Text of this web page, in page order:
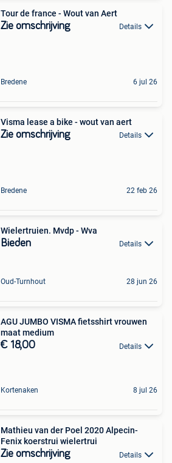
Tour de france - Wout van Aert
Zie omschrijving Details
Bredene 6 jul 26
Visma lease a bike - wout van aert
Zie omschrijving Details
Bredene 22 feb 26
Wielertruien. Mvdp - Wva
Bieden Details
Oud-Turnhout 28 jun 26
AGU JUMBO VISMA fietsshirt vrouwen
maat medium
€ 18,00 Details
Kortenaken 8 jul 26
Mathieu van der Poel 2020 Alpecin-
Fenix koerstrui wielertrui
Zie omschrijving Details